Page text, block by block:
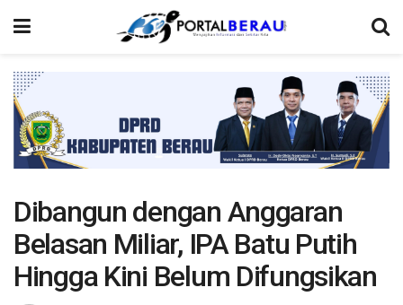
Dibangun dengan Anggaran
Belasan Miliar, IPA Batu Putih
Hingga Kini Belum Difungsikan